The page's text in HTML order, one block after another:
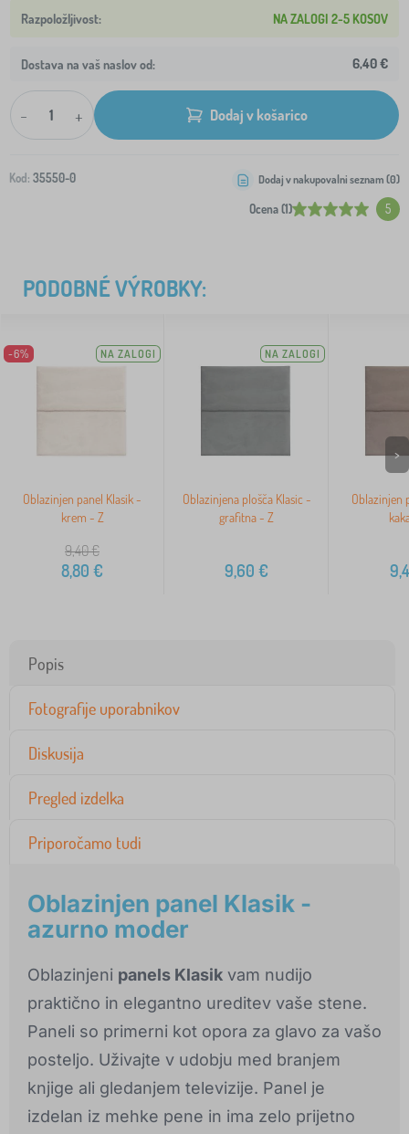
NA ZALOGI 2-5 KOSOV
Dostava na vaš naslov od: 6,40 €
- + Dodaj v košarico
Kod: 35550-0
Ocena (1) 5
Dodaj v nakupovalni seznam (0)
PODOBNÉ VÝROBKY:
-6% NA ZALOGI
Oblazinjen panel Klasik -
krem - Z
9,40€
8,80 €
NA ZALOGI
Oblazinjena plošča Klasic -
grafitna - Z
9,60 €
Oblazinjen
>
Popis
Fotografije uporabnikov
Diskusija
Pregled izdelka
Priporočamo tudi
Oblazinjen panel Klasik -
azurno moder
Oblazinjeni panels Klasik vam nudijo
praktično in elegantno ureditev vaše stene.
Paneli so primerni kot opora za glavo za vašo
posteljo. Uživajte v udobju med branjem
knjige ali gledanjem televizije. Panel je
izdelan iz mehke pene in ima zelo prijetno